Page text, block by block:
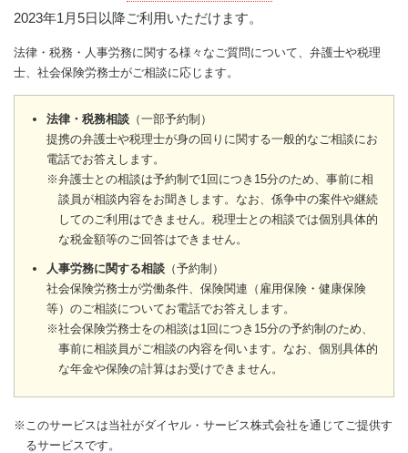
2023年1月5日以降ご利用いただけます。
法律・税務・人事労務に関する様々なご質問について、弁護士や税理
士、社会保険労務士がご相談に応じます。
法律・税務相談（一部予約制）
提携の弁護士や税理士が身の回りに関する一般的なご相談にお
電話でお答えします。
※弁護士との相談は予約制で1回につき15分のため、事前に相
談員が相談内容をお聞きします。なお、係争中の案件や継続
してのご利用はできません。税理士との相談では個別具体的
な税金額等のご回答はできません。
人事労務に関する相談（予約制）
社会保険労務士が労働条件、保険関連（雇用保険・健康保険
等）のご相談についてお電話でお答えします。
※社会保険労務士をの相談は1回につき15分の予約制のため、
事前に相談員がご相談の内容を伺います。なお、個別具体的
な年金や保険の計算はお受けできません。
※このサービスは当社がダイヤル・サービス株式会社を通じてご提供す
るサービスです。